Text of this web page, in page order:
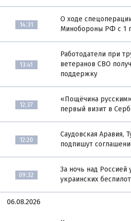
14:31
О ходе
Минобороны РФ с 1
13:41
Работодатели при
ветеранов СВО
поддержку
12:37
«Пощёчина
первый визит в
12:20
Саудовская Аравия,
подпишут
09:32
За ночь над Россией
украинских
06.08.2026